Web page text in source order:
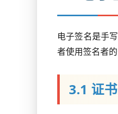
电子签名是手
者使用签名者的
3.1 证